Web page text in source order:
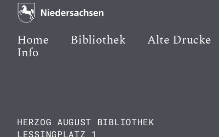
Home Bibliothek Alte Drucke
Info
HERZOG AUGUST BIBLIOTHEK
LESSINGPLATZ 1